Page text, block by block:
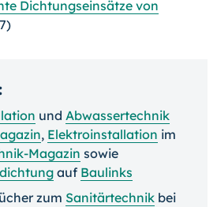
Dichtungseinsätze von
und Abwassertechnik
, Elektroinstallation im
Magazin sowie
auf Baulinks
zum Sanitärtechnik bei